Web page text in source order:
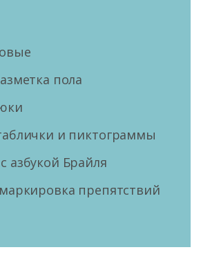
пола
и пиктограммы
азбукой Брайля
препятствий